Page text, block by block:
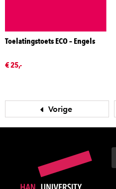
Toelatingstoets ECO – Engels
€ 25,-
Vorige